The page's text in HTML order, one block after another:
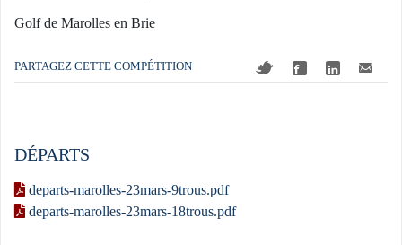
Golf de Marolles en Brie
PARTAGEZ CETTE COMPÉTITION
DÉPARTS
departs-marolles-23mars-9trous.pdf
departs-marolles-23mars-18trous.pdf